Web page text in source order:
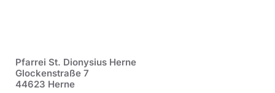
Pfarrei St. Dionysius Herne
Glockenstraße 7
44623 Herne